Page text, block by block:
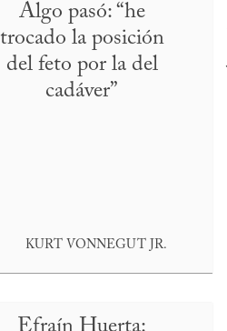
Algo pasó: “he
trocado la posición
del feto por la del
cadáver”
KURT VONNEGUT JR.